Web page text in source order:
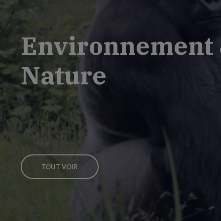
Environnement
Nature
TOUT VOIR